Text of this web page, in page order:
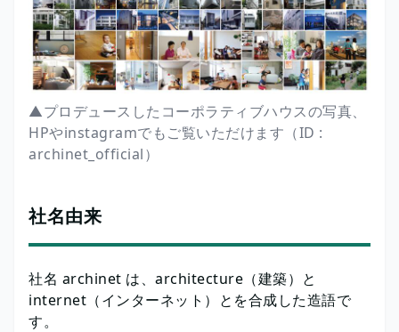
▲プロデュースしたコーポラティブハウスの写真、
HPやinstagramでもご覧いただけます（ID :
archinet_official）
社名由来
社名 archinet は、architecture（建築）と
internet（インターネット）とを合成した造語で
す。